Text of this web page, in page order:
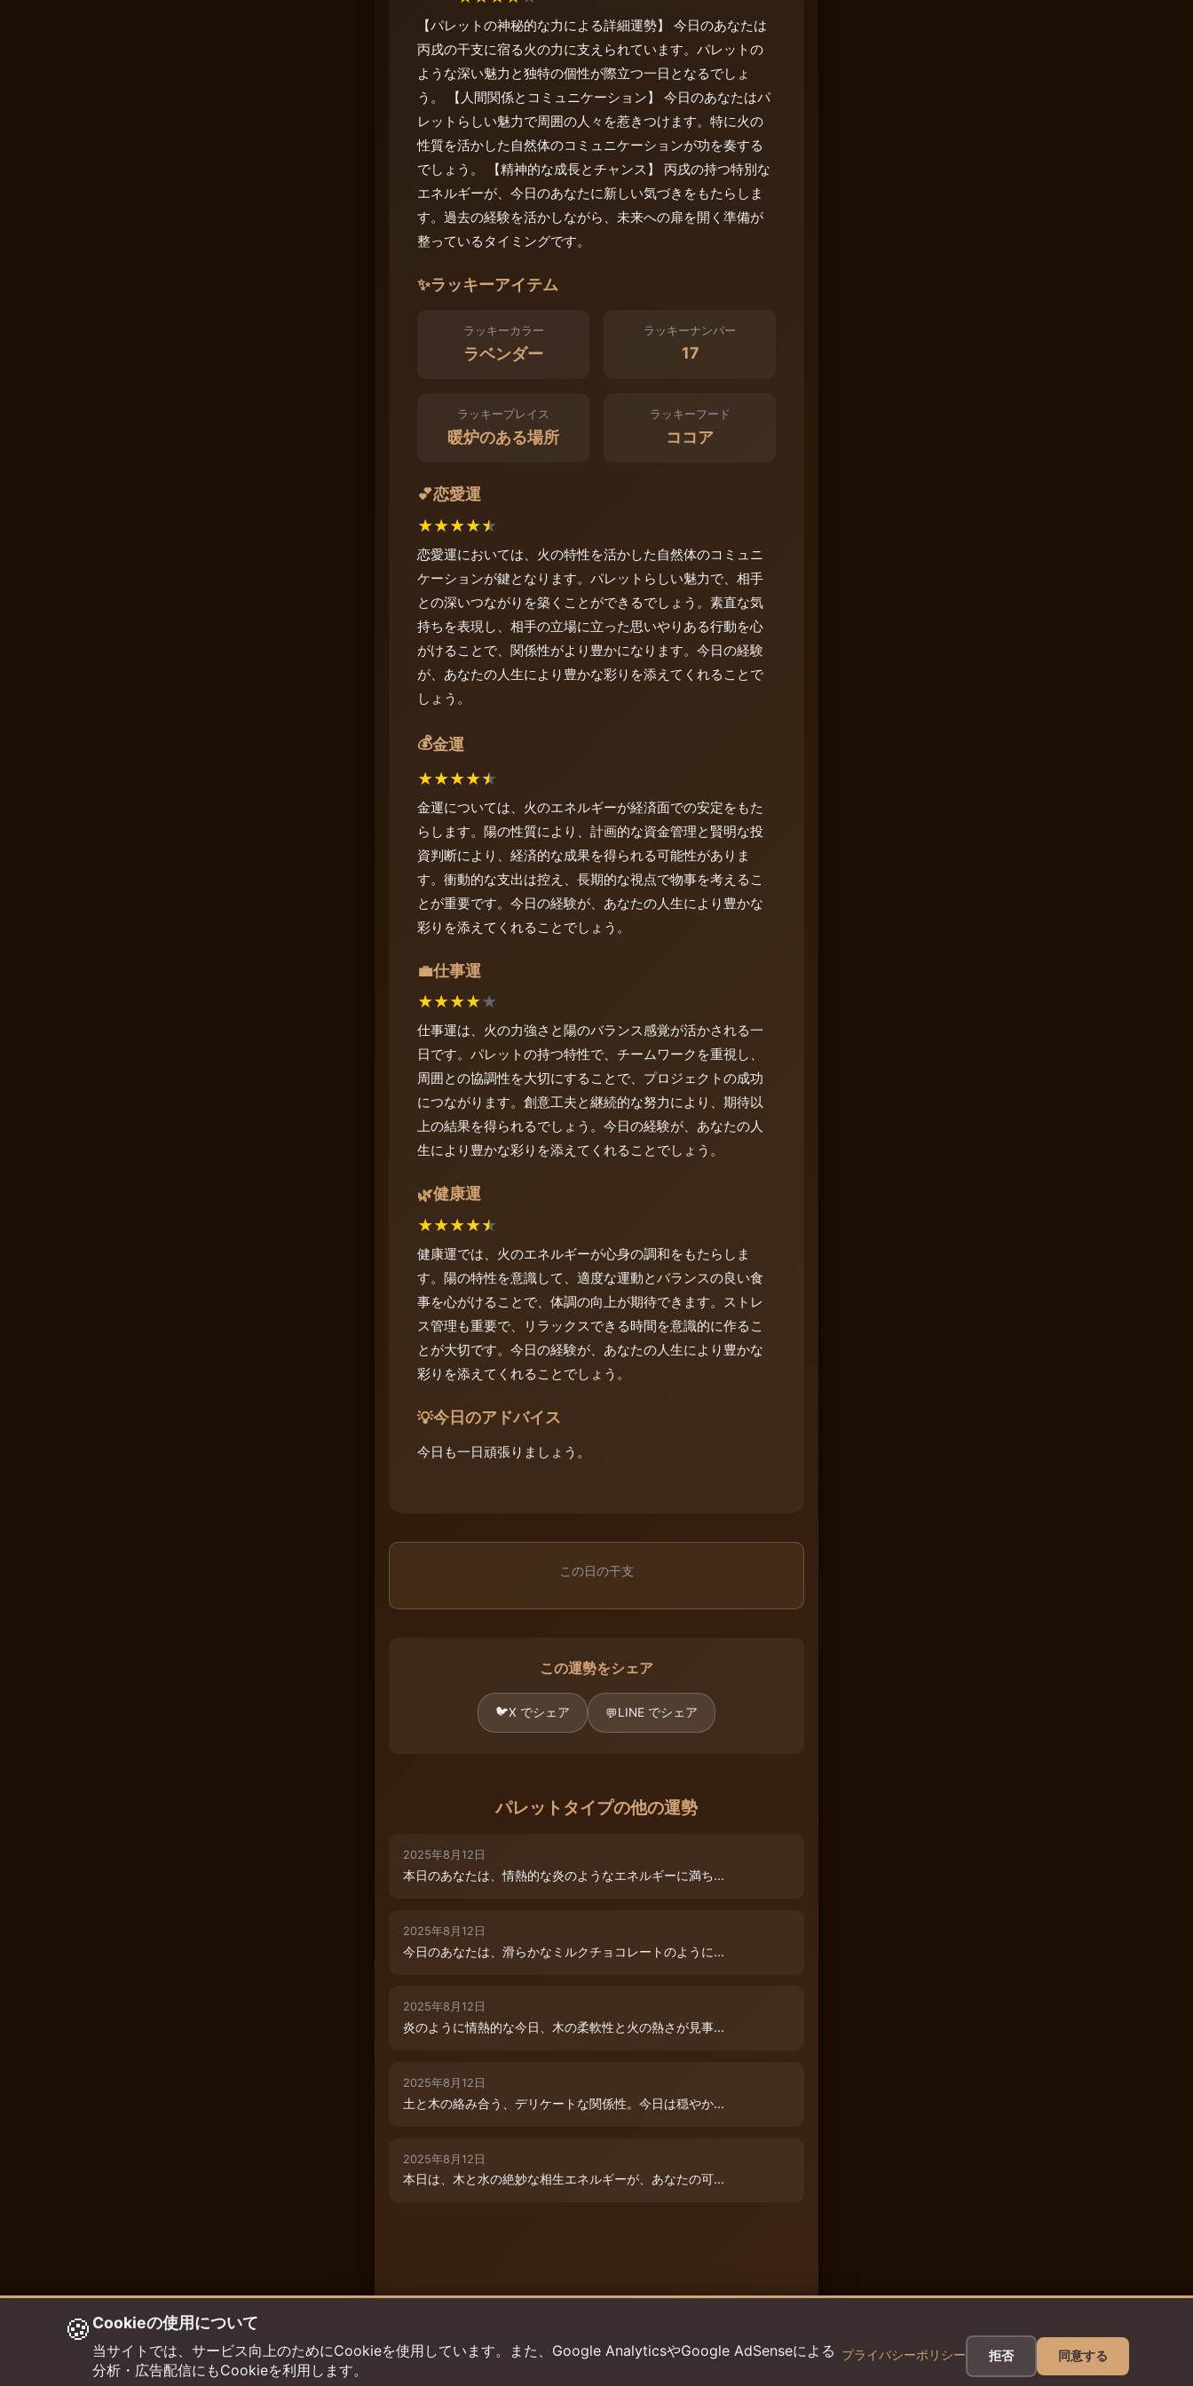
【パレットの神秘的な力による詳細運勢】 今日のあなたは
丙戌の干支に宿る火の力に支えられています。パレットの
ような深い魅力と独特の個性が際立つ一日となるでしょ
う。 【人間関係とコミュニケーション】 今日のあなたはパ
レットらしい魅力で周囲の人々を惹きつけます。特に火の
性質を活かした自然体のコミュニケーションが功を奏する
でしょう。 【精神的な成長とチャンス】 丙戌の持つ特別な
エネルギーが、今日のあなたに新しい気づきをもたらしま
す。過去の経験を活かしながら、未来への扉を開く準備が
整っているタイミングです。
✨ラッキーアイテム
ラッキーカラー
ラベンダー
ラッキーナンバー
17
ラッキープレイス
暖炉のある場所
ラッキーフード
ココア
💕恋愛運
★★★★★
恋愛運においては、火の特性を活かした自然体のコミュニ
ケーションが鍵となります。パレットらしい魅力で、相手
との深いつながりを築くことができるでしょう。素直な気
持ちを表現し、相手の立場に立った思いやりある行動を心
がけることで、関係性がより豊かになります。今日の経験
が、あなたの人生により豊かな彩りを添えてくれることで
しょう。
💰金運
★★★★★
金運については、火のエネルギーが経済面での安定をもた
らします。陽の性質により、計画的な資金管理と賢明な投
資判断により、経済的な成果を得られる可能性がありま
す。衝動的な支出は控え、長期的な視点で物事を考えるこ
とが重要です。今日の経験が、あなたの人生により豊かな
彩りを添えてくれることでしょう。
💼仕事運
★★★★★
仕事運は、火の力強さと陽のバランス感覚が活かされる一
日です。パレットの持つ特性で、チームワークを重視し、
周囲との協調性を大切にすることで、プロジェクトの成功
につながります。創意工夫と継続的な努力により、期待以
上の結果を得られるでしょう。今日の経験が、あなたの人
生により豊かな彩りを添えてくれることでしょう。
🌿健康運
★★★★★
健康運では、火のエネルギーが心身の調和をもたらしま
す。陽の特性を意識して、適度な運動とバランスの良い食
事を心がけることで、体調の向上が期待できます。ストレ
ス管理も重要で、リラックスできる時間を意識的に作るこ
とが大切です。今日の経験が、あなたの人生により豊かな
彩りを添えてくれることでしょう。
💡今日のアドバイス
今日も一日頑張りましょう。
この日の干支
この運勢をシェア
🐦X でシェア 💬LINE でシェア
パレットタイプの他の運勢
2025年8月12日
本日のあなたは、情熱的な炎のようなエネルギーに満ち...
2025年8月12日
今日のあなたは、滑らかなミルクチョコレートのように...
2025年8月12日
炎のように情熱的な今日、木の柔軟性と火の熱さが見事...
2025年8月12日
土と木の絡み合う、デリケートな関係性。今日は穏やか...
2025年8月12日
本日は、木と水の絶妙な相生エネルギーが、あなたの可...
🍪 Cookieの使用について
当サイトでは、サービス向上のためにCookieを使用しています。また、Google AnalyticsやGoogle AdSenseによる
分析・広告配信にもCookieを利用します。
プライバシーポリシー 拒否 同意する